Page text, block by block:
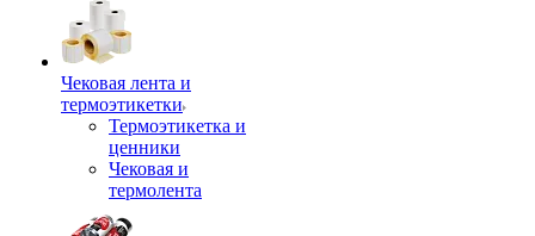
Чековая лента и
термоэтикетки
Термоэтикетка и
ценники
Чековая и
термолента